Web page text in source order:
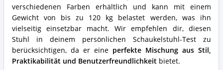
verschiedenen Farben erhältlich und kann mit einem
Gewicht von bis zu 120 kg belastet werden, was ihn
vielseitig einsetzbar macht. Wir empfehlen dir, diesen
Stuhl in deinem persönlichen Schaukelstuhl-Test zu
berücksichtigen, da er eine perfekte Mischung aus Stil,
Praktikabilität und Benutzerfreundlichkeitbietet.